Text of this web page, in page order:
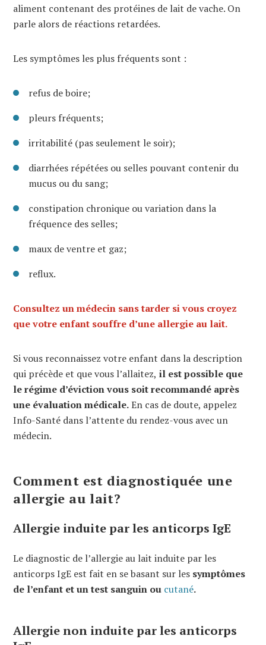
aliment contenant des protéines de lait de vache. On
parle alors de réactions retardées.
Les symptômes les plus fréquents sont :
refus de boire;
pleurs fréquents;
irritabilité (pas seulement le soir);
diarrhées répétées ou selles pouvant contenir du
mucus ou du sang;
constipation chronique ou variation dans la
fréquence des selles;
maux de ventre et gaz;
reflux.
Consultez un médecin sans tarder si vous croyez
que votre enfant souffre d’une allergie au lait.
Si vous reconnaissez votre enfant dans la description
qui précède et que vous l’allaitez, il est possible que
le régime d’éviction vous soit recommandé après
une évaluation médicale.En cas de doute, appelez
Info-Santé dans l’attente du rendez-vous avec un
médecin.
Comment est diagnostiquée une
allergie au lait?
Allergie induite par les anticorps IgE
Le diagnostic de l’allergie au lait induite par les
anticorps IgE est fait en se basant sur les symptômes
de l’enfant et un test sanguin ou cutané.
Allergie non induite par les anticorps